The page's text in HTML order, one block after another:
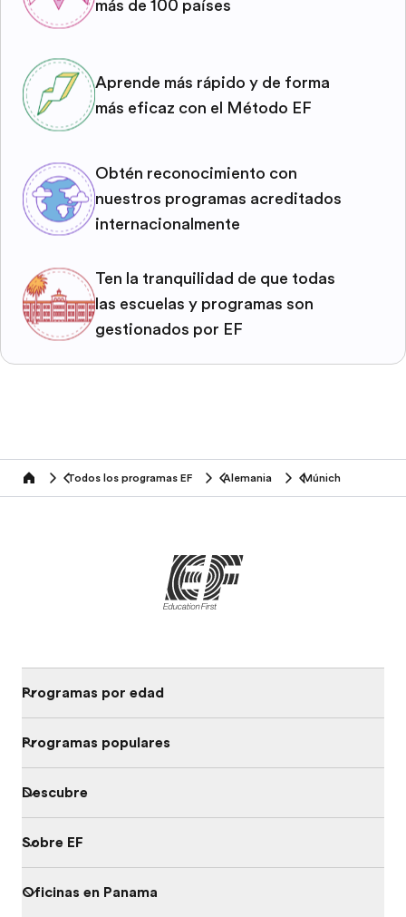
más de 100 países
Aprende más rápido y de forma
más eficaz con el Método EF
Obtén reconocimiento con
nuestros programas acreditados
internacionalmente
Ten la tranquilidad de que todas
las escuelas y programas son
gestionados por EF
home Todos los programas EF Alemania Múnich
Programas por edad
Programas populares
Descubre
Sobre EF
Oficinas en Panama